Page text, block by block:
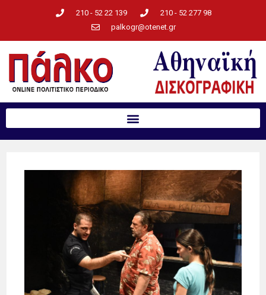
210 - 52 22 139
210 - 52 277 98
palkogr@otenet.gr